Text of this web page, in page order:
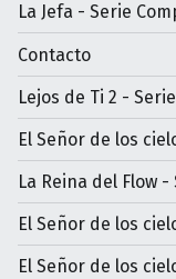
La Jefa - Serie
Contacto
Lejos de Ti 2 -
El Señor de los
La Reina del Flow
El Señor de los
El Señor de los